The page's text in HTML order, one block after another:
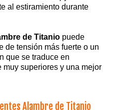
al estiramiento durante
de Titanio puede
de tensión más fuerte o un
que se traduce en
muy superiores y una mejor
Alambre de Titanio